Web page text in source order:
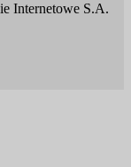
Internetowe S.A.